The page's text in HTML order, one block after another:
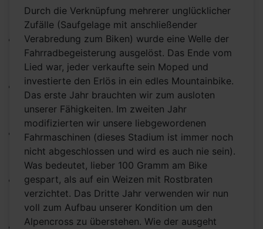
Durch die Verknüpfung mehrerer unglücklicher
Zufälle (Saufgelage mit anschließender
Verabredung zum Biken) wurde eine Welle der
Fahrradbegeisterung ausgelöst. Das Ende vom
Lied war, jeder verkaufte sein Moped und
investierte den Erlös in ein edles Mountainbike.
Das erste Jahr brauchten wir zum ausloten
unserer Fähigkeiten. Im zweiten Jahr
modifizierten wir unsere liebgewordenen
Fahrmaschinen (dieses Stadium ist immer noch
nicht abgeschlossen und wird es auch nie sein).
Was bedeutet, lieber 100 Gramm am Bike
gespart, als auf ein Weizen mit Rostbraten
verzichtet. Das Dritte Jahr verwenden wir nun
voll zum Aufbau unserer Kondition um den
Alpencross zu überstehen. Wie der ausgeht